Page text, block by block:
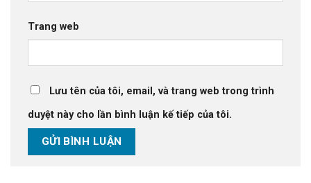
Trang web
Lưu tên của tôi, email, và trang web trong trình
duyệt này cho lần bình luận kế tiếp của tôi.